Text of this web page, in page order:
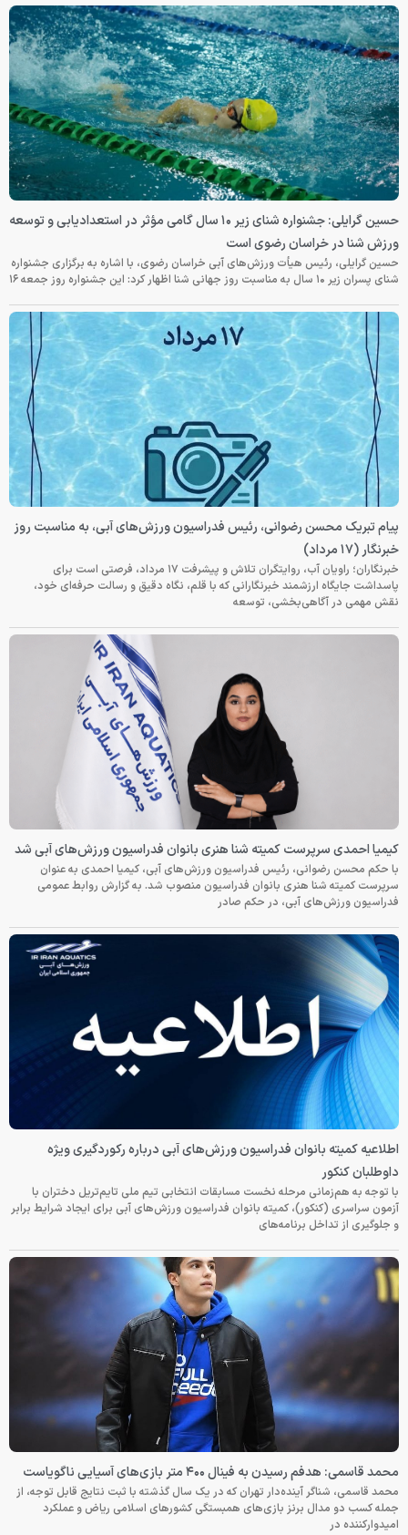
حسین گرایلی: جشنواره شنای زیر ۱۰ سال گامی مؤثر در استعدادیابی و توسعه
ورزش شنا در خراسان رضوی است
حسین گرایلی، رئیس هیأت ورزش‌های آبی خراسان رضوی، با اشاره به برگزاری جشنواره
شنای پسران زیر ۱۰ سال به مناسبت روز جهانی شنا اظهار کرد: این جشنواره روز جمعه‌ ۱۶
پیام تبریک محسن رضوانی، رئیس فدراسیون ورزش‌های آبی، به مناسبت روز
خبرنگار (۱۷ مرداد)
خبرنگاران؛ راویان آب، روایتگران تلاش و پیشرفت ۱۷ مرداد، فرصتی است برای
پاسداشت جایگاه ارزشمند خبرنگارانی که با قلم، نگاه دقیق و رسالت حرفه‌ای خود،
نقش مهمی در آگاهی‌بخشی، توسعه
کیمیا احمدی سرپرست کمیته شنا هنری بانوان فدراسیون ورزش‌های آبی شد
با حکم محسن رضوانی، رئیس فدراسیون ورزش‌های آبی، کیمیا احمدی به عنوان
سرپرست کمیته شنا هنری بانوان فدراسیون منصوب شد. به گزارش روابط عمومی
فدراسیون ورزش‌های آبی، در حکم صادر
اطلاعیه کمیته بانوان فدراسیون ورزش‌های آبی درباره رکوردگیری ویژه
داوطلبان کنکور
با توجه به هم‌زمانی مرحله نخست مسابقات انتخابی تیم ملی تایم‌تریل دختران با
آزمون سراسری (کنکور)، کمیته بانوان فدراسیون ورزش‌های آبی برای ایجاد شرایط برابر
و جلوگیری از تداخل برنامه‌های
محمد قاسمی: هدفم رسیدن به فینال ۴۰۰ متر بازی‌های آسیایی ناگویاست
محمد قاسمی، شناگر آینده‌دار تهران که در یک سال گذشته با ثبت نتایج قابل توجه، از
جمله کسب دو مدال برنز بازی‌های همبستگی کشورهای اسلامی ریاض و عملکرد
امیدوارکننده در